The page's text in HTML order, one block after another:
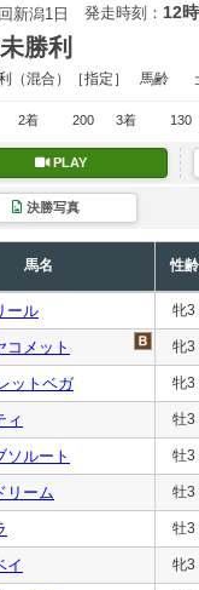
新潟1日 発走時刻： 12
勝利
（混合）［指定］ 馬齢
2着 200 3着 130
PLAY
決勝写真
馬名 性齢
ール 牝3
コメット 牝3
ットベガ 牝3
ィ 牡3
ソルート 牡3
リーム 牡3
牡3
イ 牝3